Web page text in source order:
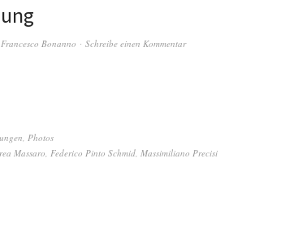
Francesco Bonanno Schreibe einen Kommentar
, Photos
Massaro, Federico Pinto Schmid, Massimiliano Precisi